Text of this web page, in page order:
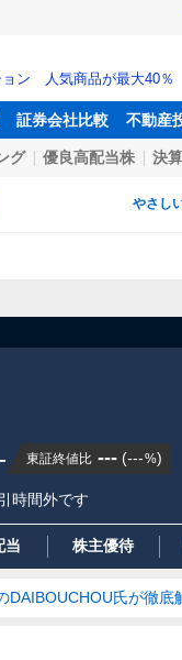
ョン 人気商品が最大40％
証券会社比較 不動産
グ 優良高配当株 決
やさし
東証終値比 --- (---%)
時間外です
当 株主優待
DAIBOUCHOU氏が徹底